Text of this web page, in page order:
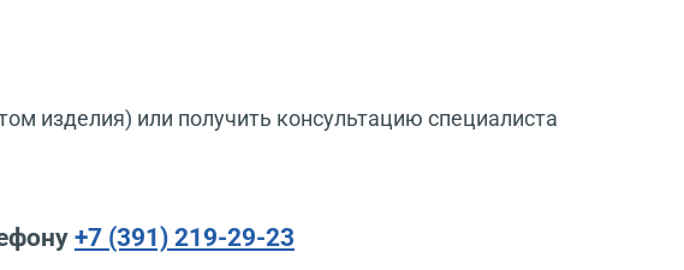
изделия) или получить консультацию специалиста
+7 (391) 219-29-23